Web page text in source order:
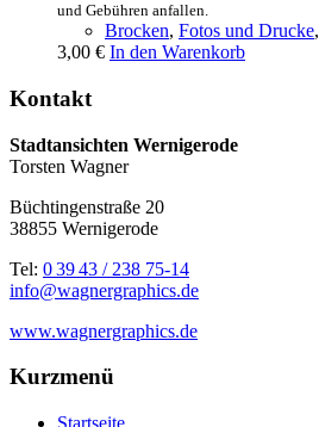
und Gebühren anfallen.
Brocken, Fotos und Drucke,
3,00 € In den Warenkorb
Kontakt
Stadtansichten Wernigerode
Torsten Wagner
Büchtingenstraße 20
38855 Wernigerode
Tel: 0 39 43 / 238 75-14
info@wagnergraphics.de
www.wagnergraphics.de
Kurzmenü
Startseite